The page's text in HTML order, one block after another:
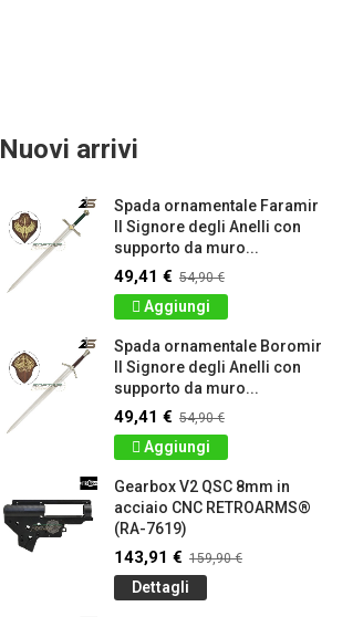
Nuovi arrivi
Spada ornamentale Faramir
Il Signore degli Anelli con
supporto da muro...
49,41 € 54,90 €
Aggiungi
Spada ornamentale Boromir
Il Signore degli Anelli con
supporto da muro...
49,41 € 54,90 €
Aggiungi
Gearbox V2 QSC 8mm in
acciaio CNC RETROARMS®
(RA-7619)
143,91 € 159,90 €
Dettagli